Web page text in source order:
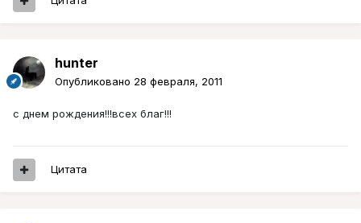
hunter
Опубликовано 28 февраля, 2011
с днем рождения!!!всех благ!!!
Цитата